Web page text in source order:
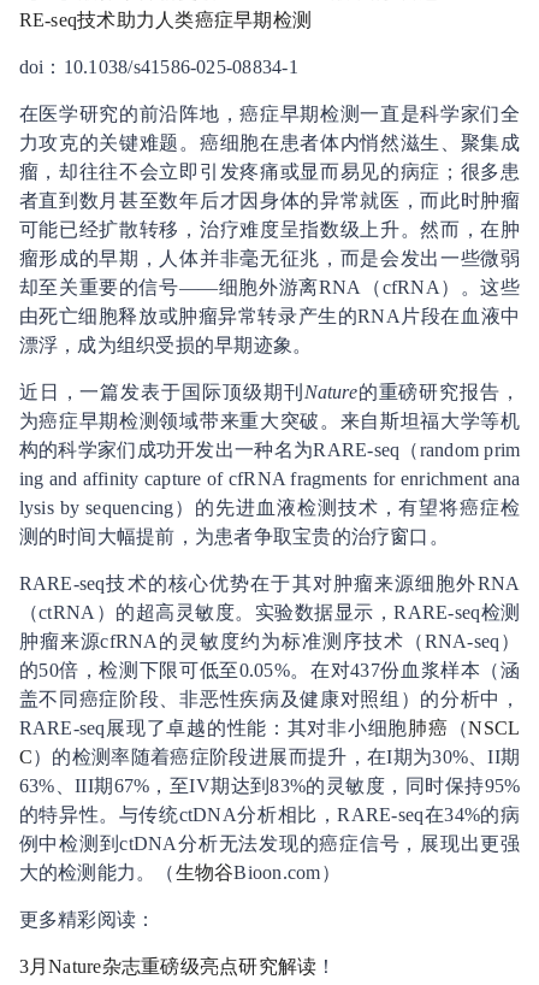
RE-seq技术助力人类癌症早期检测
doi：10.1038/s41586-025-08834-1
在医学研究的前沿阵地，癌症早期检测一直是科学家们全
力攻克的关键难题。癌细胞在患者体内悄然滋生、聚集成
瘤，却往往不会立即引发疼痛或显而易见的病症；很多患
者直到数月甚至数年后才因身体的异常就医，而此时肿瘤
可能已经扩散转移，治疗难度呈指数级上升。然而，在肿
瘤形成的早期，人体并非毫无征兆，而是会发出一些微弱
却至关重要的信号——细胞外游离RNA（cfRNA）。这些
由死亡细胞释放或肿瘤异常转录产生的RNA片段在血液中
漂浮，成为组织受损的早期迹象。
近日，一篇发表于国际顶级期刊 Nature的重磅研究报告，
为癌症早期检测领域带来重大突破。来自斯坦福大学等机
构的科学家们成功开发出一种名为RARE-seq（random prim
ing and affinity capture of cfRNA fragments for enrichment ana
lysis by sequencing）的先进血液检测技术，有望将癌症检
测的时间大幅提前，为患者争取宝贵的治疗窗口。
RARE-seq技术的核心优势在于其对肿瘤来源细胞外RNA
（ctRNA）的超高灵敏度。实验数据显示，RARE-seq检测
肿瘤来源cfRNA的灵敏度约为标准测序技术（RNA-seq）
的50倍，检测下限可低至0.05%。在对437份血浆样本（涵
盖不同癌症阶段、非恶性疾病及健康对照组）的分析中，
RARE-seq展现了卓越的性能：其对非小细胞肺癌 （NSCL
C）的检测率随着癌症阶段进展而提升，在I期为30%、II期
63%、III期67%，至IV期达到83%的灵敏度，同时保持95%
的特异性。与传统ctDNA分析相比，RARE-seq在34%的病
例中检测到ctDNA分析无法发现的癌症信号，展现出更强
大的检测能力。（生物谷Bioon.com）
更多精彩阅读：
3月Nature杂志重磅级亮点研究解读 ！